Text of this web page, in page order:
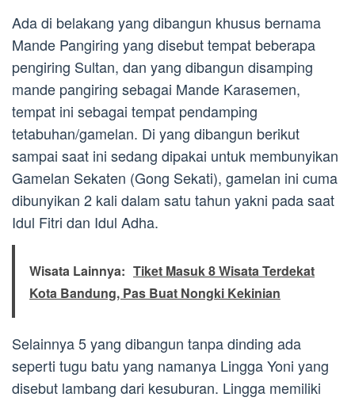
Ada di belakang yang dibangun khusus bernama
Mande Pangiring yang disebut tempat beberapa
pengiring Sultan, dan yang dibangun disamping
mande pangiring sebagai Mande Karasemen,
tempat ini sebagai tempat pendamping
tetabuhan/gamelan. Di yang dibangun berikut
sampai saat ini sedang dipakai untuk membunyikan
Gamelan Sekaten (Gong Sekati), gamelan ini cuma
dibunyikan 2 kali dalam satu tahun yakni pada saat
Idul Fitri dan Idul Adha.
Wisata Lainnya: Tiket Masuk 8 Wisata Terdekat
Kota Bandung, Pas Buat Nongki Kekinian
Selainnya 5 yang dibangun tanpa dinding ada
seperti tugu batu yang namanya Lingga Yoni yang
disebut lambang dari kesuburan. Lingga memiliki